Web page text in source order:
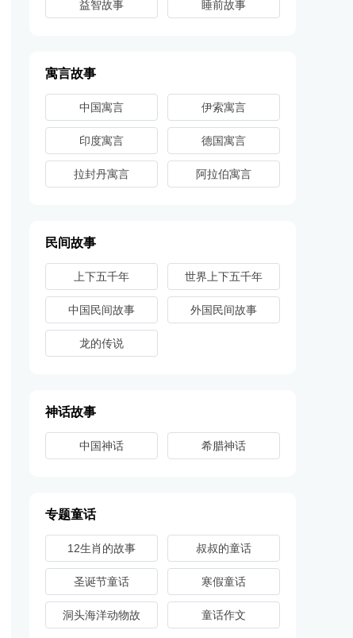
益智故事 睡前故事
寓言故事
中国寓言 伊索寓言
印度寓言 德国寓言
拉封丹寓言 阿拉伯寓言
民间故事
上下五千年 世界上下五千年
中国民间故事 外国民间故事
龙的传说
神话故事
中国神话 希腊神话
专题童话
12生肖的故事 叔叔的童话
圣诞节童话 寒假童话
洞头海洋动物故
童话作文